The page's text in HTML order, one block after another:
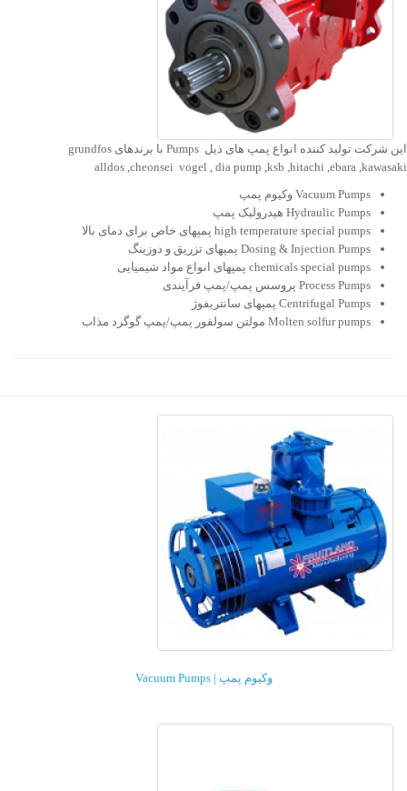
این شرکت تولید کننده انواع پمپ های ذیل Pumps با برندهای grundfos
alldos ,cheonsei vogel , dia pump ,ksb ,hitachi ,ebara ,kawasaki
Vacuum Pumps وکیوم پمپ
Hydraulic Pumps هیدرولیک پمپ
high temperature special pumps پمپهای خاص برای دمای بالا
Dosing & Injection Pumps پمپهای تزریق و دوزینگ
chemicals special pumps پمپهای انواع مواد شیمیایی
Process Pumps پروسس پمپ/پمپ فرآیندی
Centrifugal Pumps پمپهای سانتریفوژ
Molten solfur pumps مولتن سولفور پمپ/پمپ گوگرد مذاب
وکیوم پمپ | Vacuum Pumps